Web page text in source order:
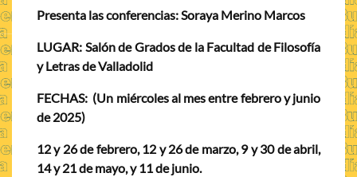
Presenta las conferencias:Soraya Merino Marcos
LUGAR: Salón de Grados de la Facultad de Filosofía
y Letras de Valladolid
FECHAS: (Un miércoles al mes entre febrero y junio
de 2025)
12 y 26 de febrero, 12 y 26 de marzo, 9 y 30 de abril,
14 y 21 de mayo, y 11 de junio.